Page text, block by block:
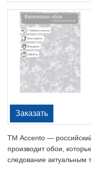
ТМ Accento —
производитобои ,
следование актуальным